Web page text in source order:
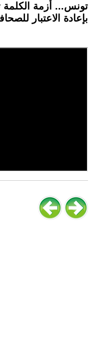
تونس... أزمة
بإعادة الاعتبار